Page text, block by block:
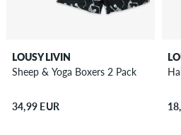
LOUSY LIVIN
Sheep & Yoga Boxers 2 Pack
34,99 EUR